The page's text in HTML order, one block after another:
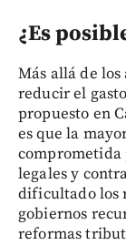
¿Es
Más allá de
reducir el
propuesto en
es que la
comprometida
legales y
dificultado los
gobiernos
reformas